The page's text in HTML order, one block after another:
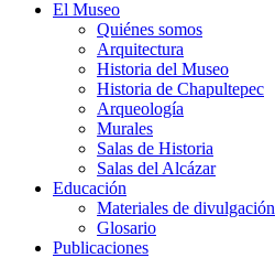
El Museo
Quiénes somos
Arquitectura
Historia del Museo
Historia de Chapultepec
Arqueología
Murales
Salas de Historia
Salas del Alcázar
Educación
Materiales de divulgación
Glosario
Publicaciones